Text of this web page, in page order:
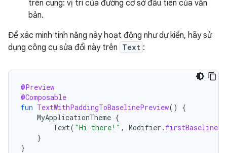
trên cùng: vị trí của đường cơ sở đầu tiên của văn
bản.
Để xác minh tính năng này hoạt động như dự kiến, hãy sử
dụng công cụ sửa đổi này trên Text :
@Preview
@Composable
fun TextWithPaddingToBaselinePreview()
{
MyApplicationTheme {
Text( "Hi there!" , Modifier .
}
}